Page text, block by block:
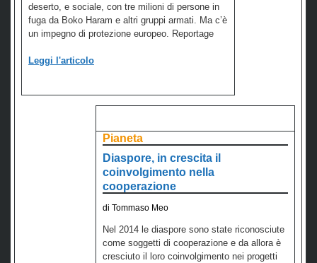
deserto, e sociale, con tre milioni di persone in
fuga da Boko Haram e altri gruppi armati. Ma c’è
un impegno di protezione europeo. Reportage
Leggi l'articolo
Pianeta
Diaspore, in crescita il
coinvolgimento nella
cooperazione
di Tommaso Meo
Nel 2014 le diaspore sono state riconosciute
come soggetti di cooperazione e da allora è
cresciuto il loro coinvolgimento nei progetti